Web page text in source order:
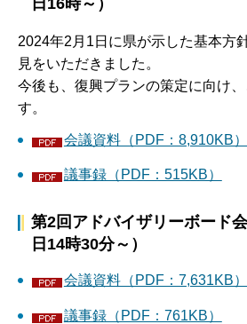
2024年2月1日に県が示した基本方
見をいただきました。
今後も、復興プランの策定に向け
す。
会議資料（PDF：8,910KB）
議事録（PDF：515KB）
第2回アドバイザリーボード
日14時30分～）
会議資料（PDF：7,631KB）
議事録（PDF：761KB）